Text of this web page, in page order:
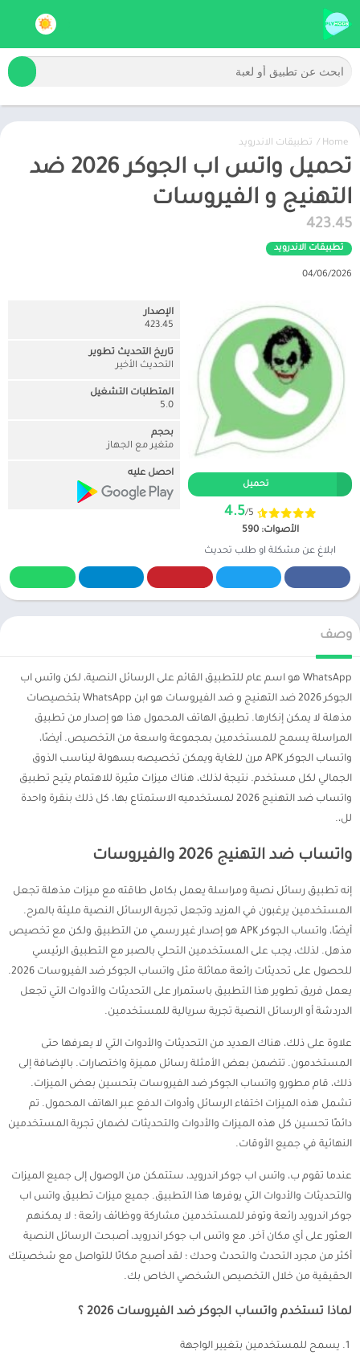
Home
/ تطبيقات الاندرويد
تحميل واتس اب الجوكر 2026 ضد
التهنيج و الفيروسات
423.45
تطبيقات الاندرويد
04/06/2026
تحميل
4.5/5
الأصوات: 590
ابلاغ عن مشكلة او طلب تحديث
الإصدار
423.45
تاريخ التحديث تطوير
التحديث الأخير
المتطلبات التشغيل
5.0
بحجم
متغير مع الجهاز
احصل عليه
وصف
WhatsApp هو اسم عام للتطبيق القائم على الرسائل النصية، لكن واتس اب
الجوكر 2026 ضد التهنيج و ضد الفيروسات هو ابن WhatsApp بتخصيصات
مذهلة لا يمكن إنكارها. تطبيق الهاتف المحمول هذا هو إصدار من تطبيق
المراسلة يسمح للمستخدمين بمجموعة واسعة من التخصيص. أيضًا،
واتساب الجوكر APK مرن للغاية ويمكن تخصيصه بسهولة ليناسب الذوق
الجمالي لكل مستخدم. نتيجة لذلك، هناك ميزات مثيرة للاهتمام يتيح تطبيق
واتساب ضد التهنيج 2026 لمستخدميه الاستمتاع بها، كل ذلك بنقرة واحدة
لل،.
واتساب ضد التهنيج 2026 والفيروسات
إنه تطبيق رسائل نصية ومراسلة يعمل بكامل طاقته مع ميزات مذهلة تجعل
المستخدمين يرغبون في المزيد وتجعل تجربة الرسائل النصية مليئة بالمرح.
أيضًا، واتساب الجوكر APK هو إصدار غير رسمي من التطبيق ولكن مع تخصيص
مذهل. لذلك، يجب على المستخدمين التحلي بالصبر مع التطبيق الرئيسي
للحصول على تحديثات رائعة مماثلة مثل واتساب الجوكر ضد الفيروسات 2026.
يعمل فريق تطوير هذا التطبيق باستمرار على التحديثات والأدوات التي تجعل
الدردشة أو الرسائل النصية تجربة سريالية للمستخدمين.
علاوة على ذلك، هناك العديد من التحديثات والأدوات التي لا يعرفها حتى
المستخدمون. تتضمن بعض الأمثلة رسائل مميزة واختصارات. بالإضافة إلى
ذلك، قام مطورو واتساب الجوكر ضد الفيروسات بتحسين بعض الميزات.
تشمل هذه الميزات اختفاء الرسائل وأدوات الدفع عبر الهاتف المحمول. تم
دائمًا تحسين كل هذه الميزات والأدوات والتحديثات لضمان تجربة المستخدمين
النهائية في جميع الأوقات.
عندما تقوم ب، واتس اب جوكر اندرويد، ستتمكن من الوصول إلى جميع الميزات
والتحديثات والأدوات التي يوفرها هذا التطبيق. جميع ميزات تطبيق واتس اب
جوكر اندرويد رائعة وتوفر للمستخدمين مشاركة ووظائف رائعة ؛ لا يمكنهم
العثور على أي مكان آخر. مع واتس اب جوكر اندرويد، أصبحت الرسائل النصية
أكثر من مجرد التحدث والتحدث وحدك ؛ لقد أصبح مكانًا للتواصل مع شخصيتك
الحقيقية من خلال التخصيص الشخصي الخاص بك.
لماذا تستخدم واتساب الجوكر ضد الفيروسات 2026 ؟
يسمح للمستخدمين بتغيير الواجهة